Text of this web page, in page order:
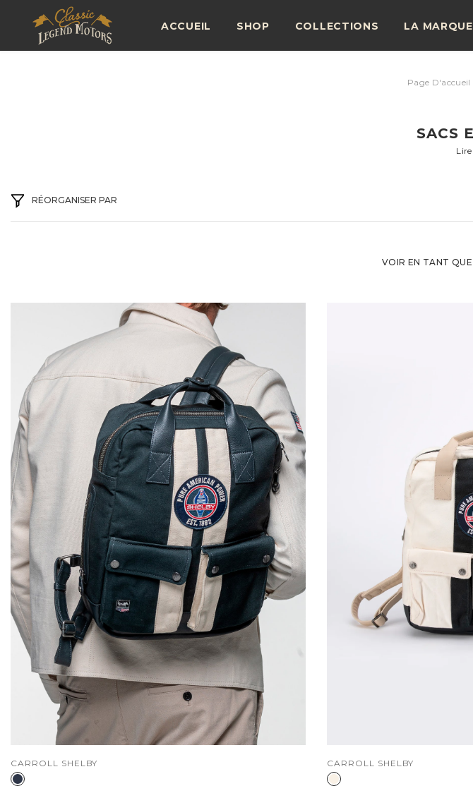
IGNORER ET PASSER AU CONTENU
ACCUEIL
SHOP COLLECTIONS LA MARQUE
Page D'accueil
SACS
RÉORGANISER PAR
VOIR EN TANT QUE
DISTRIBUTEUR :
CARROLL SHELBY DISTRIBUTEUR :
CARROLL SHELBY